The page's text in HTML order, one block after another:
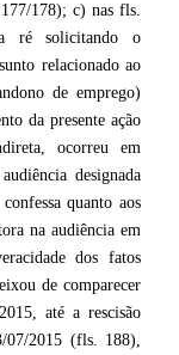
178); c) nas fls.
ré solicitando o
relacionado ao
de emprego)
da presente ação
ocorreu em
designada
quanto aos
na audiência em
dos fatos
de comparecer
até a rescisão
07/2015 (fls. 188),